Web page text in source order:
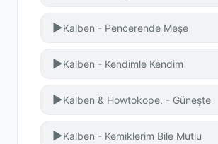
▶Kalben - Pencerende Meşe
▶Kalben - Kendimle Kendim
▶Kalben & Howtokope. - Güneşte
▶Kalben - Kemiklerim Bile Mutlu